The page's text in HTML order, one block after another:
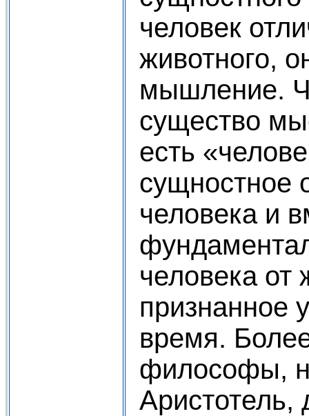
человек
животного,
мышление.
существо
есть
сущностное
человека и
человека от
признанное
время.
философы,
Аристотель,